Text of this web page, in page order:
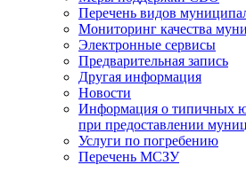
Перечень видов
Мониторинг качества
Электронные сервисы
Предварительная запись
Другая информация
Новости
Информация о типичных
при предоставлении
Услуги по погребению
Перечень МСЗУ